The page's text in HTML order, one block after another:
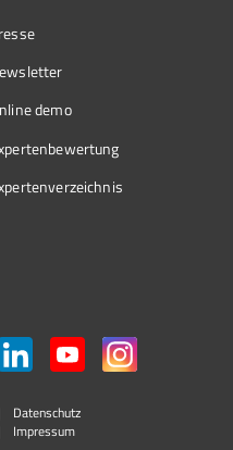
demo
Datenschutz
Impressum